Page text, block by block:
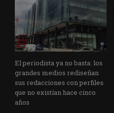
El periodista ya no basta: los
grandes medios rediseñan
sus redacciones con perfiles
que no existían hace cinco
años